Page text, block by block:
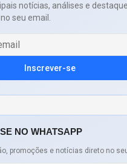
notícias, análises e
seu email.
Inscrever-se
NO WHATSAPP
promoções e notícias direto no